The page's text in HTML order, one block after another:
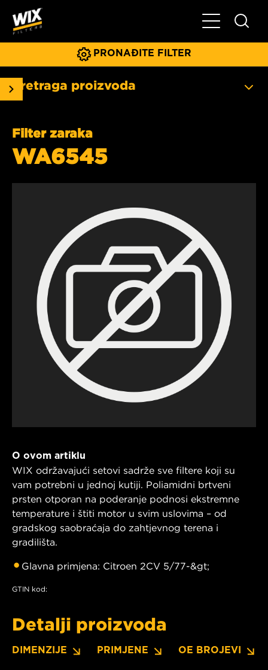
Glavni meni
PRONAĐITE FILTER
Pretraga proizvoda
Filter zaraka
WA6545
O ovom artiklu
WIX održavajući setovi sadrže sve filtere koji su
vam potrebni u jednoj kutiji. Poliamidni brtveni
prsten otporan na poderanje podnosi ekstremne
temperature i štiti motor u svim uslovima – od
gradskog saobraćaja do zahtjevnog terena i
gradilišta.
Glavna primjena: Citroen 2CV 5/77-&gt;
GTIN kod:
Detalji proizvoda
DIMENZIJE PRIMJENE OE BROJEVI